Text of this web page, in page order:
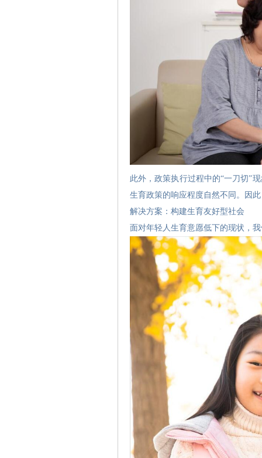
此外，政策执行过程中的“一刀切”
生育政策的响应程度自然不同。因
解决方案：构建生育友好型社会
面对年轻人生育意愿低下的现状，